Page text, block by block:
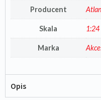
Producent
Skala 1:24
Marka
Opis